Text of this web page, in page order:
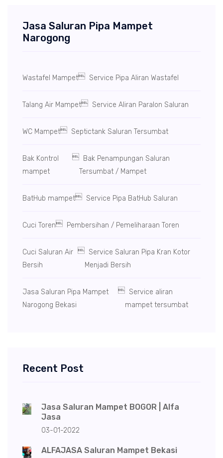
Jasa Saluran Pipa Mampet
Narogong
Wastafel Mampet Service Pipa Aliran Wastafel
Talang Air Mampet Service Aliran Paralon Saluran
WC Mampet Septictank Saluran Tersumbat
Bak Kontrol
mampet
 Bak Penampungan Saluran
Tersumbat / Mampet
BatHub mampet Service Pipa BatHub Saluran
Cuci Toren Pembersihan / Pemeliharaan Toren
Cuci Saluran Air
Bersih
Service Saluran Pipa Kran Kotor
Menjadi Bersih
Jasa Saluran Pipa Mampet
Narogong Bekasi
Service aliran
mampet tersumbat
Recent Post
Jasa Saluran Mampet BOGOR | Alfa
Jasa
03-01-2022
ALFAJASA Saluran Mampet Bekasi